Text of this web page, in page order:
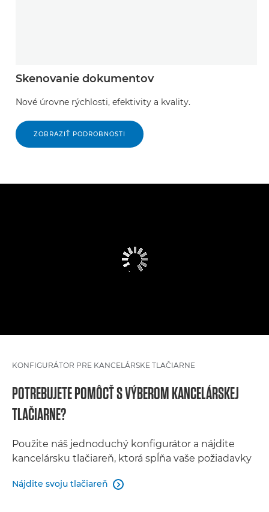
Skenovanie dokumentov
Nové úrovne rýchlosti, efektivity a kvality.
ZOBRAZIŤ PODROBNOSTI
KONFIGURÁTOR PRE KANCELÁRSKE TLAČIARNE
POTREBUJETE POMÔCŤ S VÝBEROM KANCELÁRSKEJ
TLAČIARNE?
Použite náš jednoduchý konfigurátor a nájdite
kancelársku tlačiareň, ktorá spĺňa vaše požiadavky
Nájdite svoju tlačiareň 